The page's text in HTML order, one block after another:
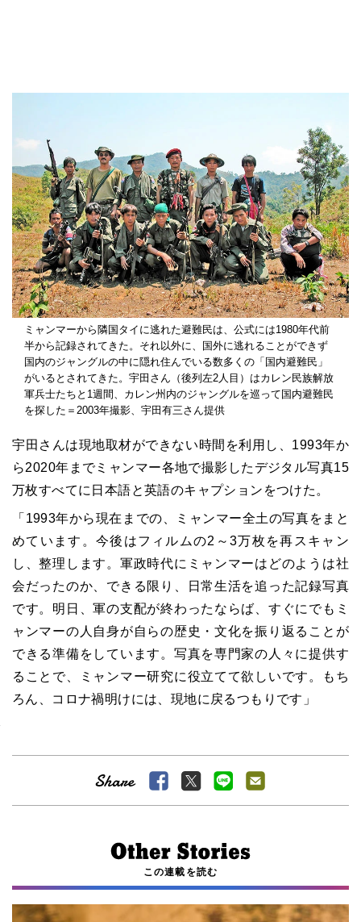
ミャンマーから隣国タイに逃れた避難民は、公式には1980年代前
半から記録されてきた。それ以外に、国外に逃れることができず
国内のジャングルの中に隠れ住んでいる数多くの「国内避難民」
がいるとされてきた。宇田さん（後列左2人目）はカレン民族解放
軍兵士たちと1週間、カレン州内のジャングルを巡って国内避難民
を探した＝2003年撮影、宇田有三さん提供
宇田さんは現地取材ができない時間を利用し、1993年か
ら2020年までミャンマー各地で撮影したデジタル写真15
万枚すべてに日本語と英語のキャプションをつけた。
「1993年から現在までの、ミャンマー全土の写真をまと
めています。今後はフィルムの2～3万枚を再スキャン
し、整理します。軍政時代にミャンマーはどのようは社
会だったのか、できる限り、日常生活を追った記録写真
です。明日、軍の支配が終わったならば、すぐにでもミ
ャンマーの人自身が自らの歴史・文化を振り返ることが
できる準備をしています。写真を専門家の人々に提供す
ることで、ミャンマー研究に役立てて欲しいです。もち
ろん、コロナ禍明けには、現地に戻るつもりです」
この連載を読む